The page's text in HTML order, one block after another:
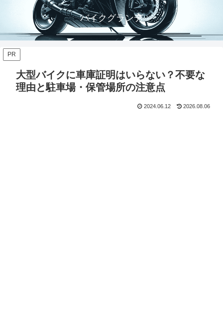
バイクグランデ
PR
大型バイクに車庫証明はいらない？不要な
理由と駐車場・保管場所の注意点
2024.06.12 2026.08.06